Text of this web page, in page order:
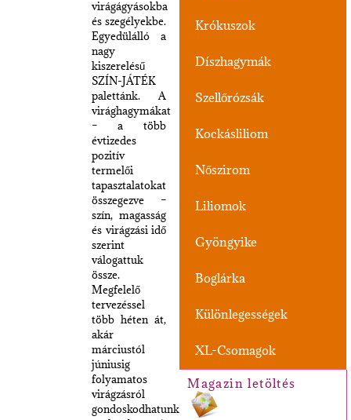
Krókuszok
Díszhagymák
Szellőrózsák
Kockásliliom
Nőszirom
Liliomok
Gyöngyike
Boglárka
Különlegességek
XL-Csomagok
Magazin letöltés
virágágyásokba
és szegélyekbe.
Egyedülálló a
nagy
kiszerelésű
SZÍN-JÁTÉK
palettánk. A
virághagymákat
– a több
évtizedes
pozitív
termelői
tapasztalatokat
összegezve –
szín, magasság
és virágzási idő
szerint
válogattuk
össze.
Megfelelő
tervezéssel
több héten át,
akár
márciustól
júniusig
folyamatos
virágzásról
gondoskodhatunk